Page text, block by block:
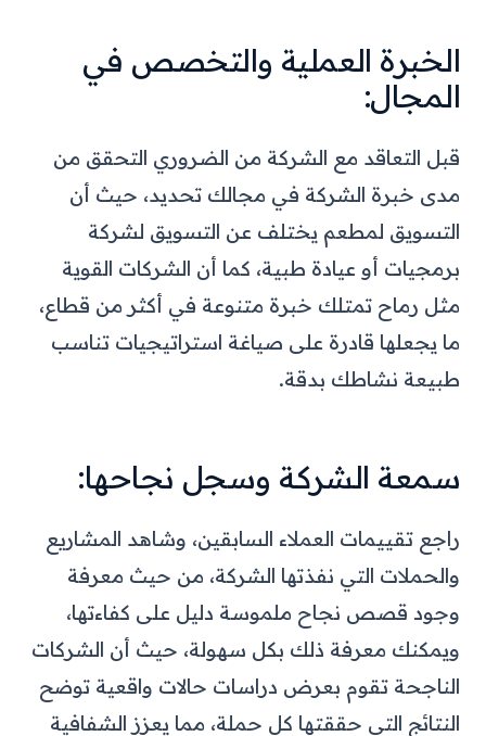
الخبرة العملية والتخصص في
المجال:
قبل التعاقد مع الشركة من الضروري التحقق من
مدى خبرة الشركة في مجالك تحديد، حيث أن
التسويق لمطعم يختلف عن التسويق لشركة
برمجيات أو عيادة طبية، كما أن الشركات القوية
مثل رماح تمتلك خبرة متنوعة في أكثر من قطاع،
ما يجعلها قادرة على صياغة استراتيجيات تناسب
طبيعة نشاطك بدقة.
سمعة الشركة وسجل نجاحها:
راجع تقييمات العملاء السابقين، وشاهد المشاريع
والحملات التي نفذتها الشركة، من حيث معرفة
وجود قصص نجاح ملموسة دليل على كفاءتها،
ويمكنك معرفة ذلك بكل سهولة، حيث أن الشركات
الناجحة تقوم بعرض دراسات حالات واقعية توضح
النتائج التي حققتها كل حملة، مما يعزز الشفافية